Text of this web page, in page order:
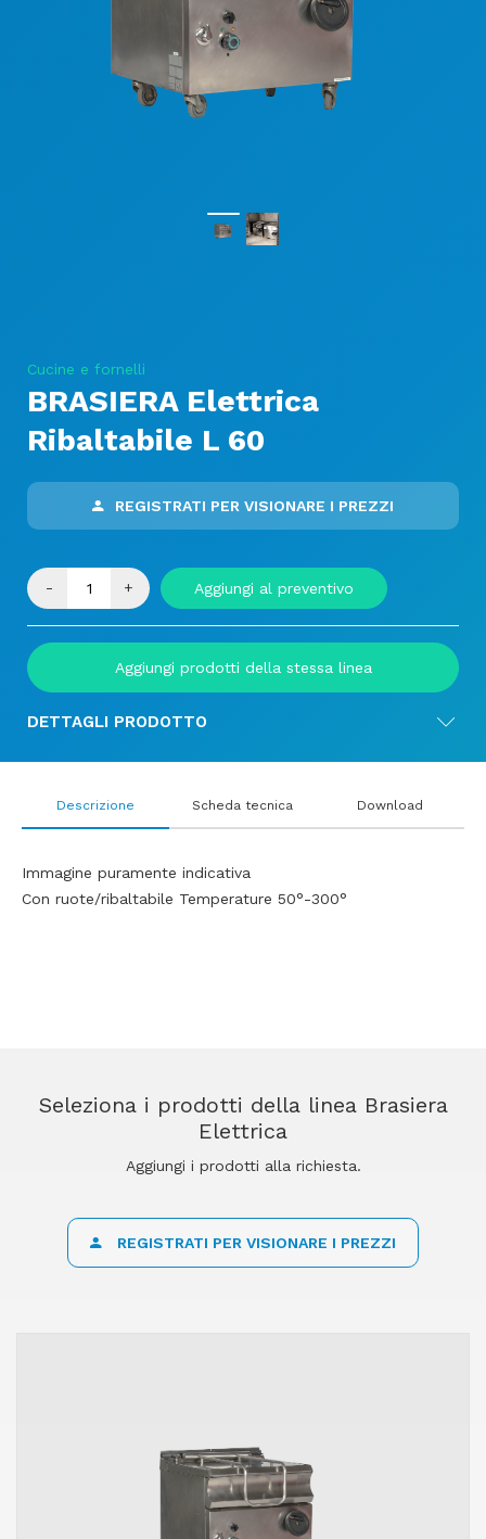
Cucine e fornelli
BRASIERA Elettrica
Ribaltabile L 60
REGISTRATI PER VISIONARE I PREZZI
- + Aggiungi al preventivo
Aggiungi prodotti della stessa linea
DETTAGLI PRODOTTO
Descrizione
Immagine puramente indicativa
Con ruote/ribaltabile Temperature 50°-300°
Scheda tecnica Download
Seleziona i prodotti della linea Brasiera
Elettrica
Aggiungi i prodotti alla richiesta.
REGISTRATI PER VISIONARE I PREZZI